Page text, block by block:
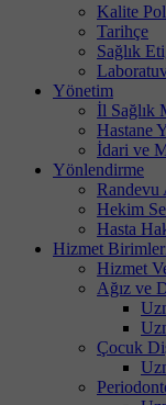
Kalite
Tarihçe
Sağlık
Yönetim
İl Sağlık
Hastane
İdari ve
Yönlendirme
Randevu
Hekim
Hasta
Hizmet
Hizmet
Ağız ve
Çocuk